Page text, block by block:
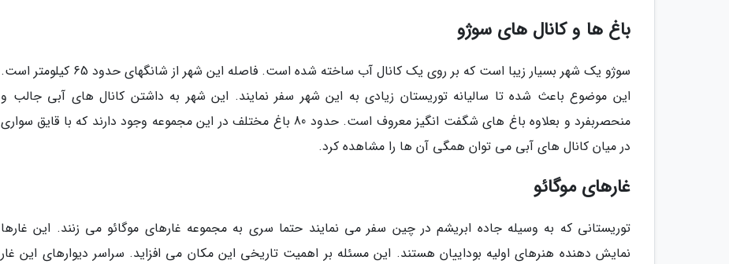
باغ ها و کانال های سوژو
سوژو یک شهر بسیار زیبا است که بر روی یک کانال آب ساخته شده است. فاصله این شهر از شانگهای حدود 65 کیلومتر است.
این موضوع باعث شده تا سالیانه توریستان زیادی به این شهر سفر نمایند. این شهر به داشتن کانال های آبی جالب و
منحصربفرد و بعلاوه باغ های شگفت انگیز معروف است. حدود 80 باغ مختلف در این مجموعه وجود دارند که با قایق سواری
در میان کانال های آبی می توان همگی آن ها را مشاهده کرد.
غارهای موگائو
توریستانی که به وسیله جاده ابریشم در چین سفر می نمایند حتما سری به مجموعه غارهای موگائو می زنند. این غارها
نمایش دهنده هنرهای اولیه بوداییان هستند. این مسئله بر اهمیت تاریخی این مکان می افزاید. سراسر دیوارهای این غار